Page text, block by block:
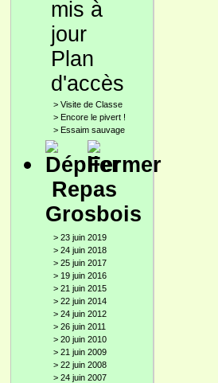
Plan
d'accès
> Visite de Classe
> Encore le pivert !
> Essaim sauvage
Repas
Grosbois
> 23 juin 2019
> 24 juin 2018
> 25 juin 2017
> 19 juin 2016
> 21 juin 2015
> 22 juin 2014
> 24 juin 2012
> 26 juin 2011
> 20 juin 2010
> 21 juin 2009
> 22 juin 2008
> 24 juin 2007